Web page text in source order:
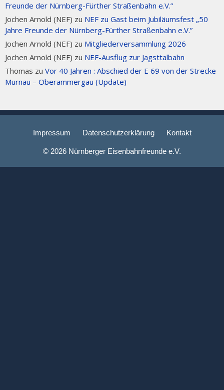
Freunde der Nürnberg-Fürther Straßenbahn e.V.”
Jochen Arnold (NEF) zu NEF zu Gast beim Jubiläumsfest „50
Jahre Freunde der Nürnberg-Fürther Straßenbahn e.V.”
Jochen Arnold (NEF) zu Mitgliederversammlung 2026
Jochen Arnold (NEF) zu NEF-Ausflug zur Jagsttalbahn
Thomas zu Vor 40 Jahren : Abschied der E 69 von der Strecke
Murnau – Oberammergau (Update)
Impressum Datenschutzerklärung Kontakt
© 2026 Nürnberger Eisenbahnfreunde e.V.